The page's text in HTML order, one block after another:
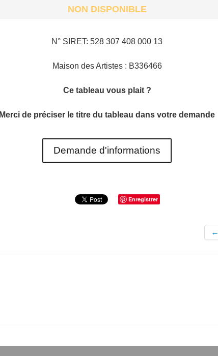
NON DISPONIBLE
N° SIRET: 528 307 408 000 13
Maison des Artistes : B336466
Ce tableau vous plait ?
Merci de préciser le titre du tableau dans votre demande
Demande d'informations
Enregistrer
←